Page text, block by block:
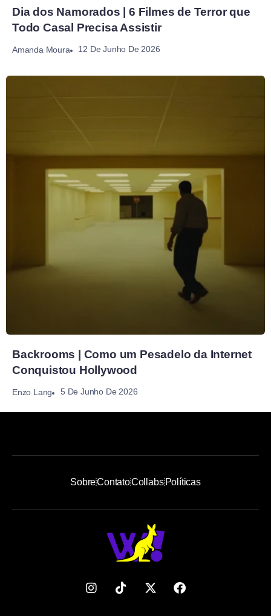
Dia dos Namorados | 6 Filmes de Terror que
Todo Casal Precisa Assistir
Amanda Moura 12 De Junho De 2026
Backrooms | Como um Pesadelo da Internet
Conquistou Hollywood
Enzo Lang 5 De Junho De 2026
SobreContatoCollabsPolíticas